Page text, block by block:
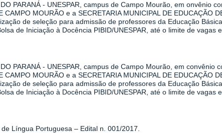
PARANÁ - UNESPAR, campus de Campo Mourão, em onvênio
CAMPO MOURÃO e a SECRETARIA MUNICIPAL DE EDUCAÇÃO
de seleção para admissão de professores da Educação
de Iniciação à Docência PIBID/UNESPAR, até o limite de vagas
PARANÁ - UNESPAR, campus de Campo Mourão, em convênio
CAMPO MOURÃO e a SECRETARIA MUNICIPAL DE EDUCAÇÃO
de seleção para admissão de professores da Educação
de Iniciação à Docência PIBID/UNESPAR, até o limite de vagas
Língua Portuguesa – Edital n. 001/2017.